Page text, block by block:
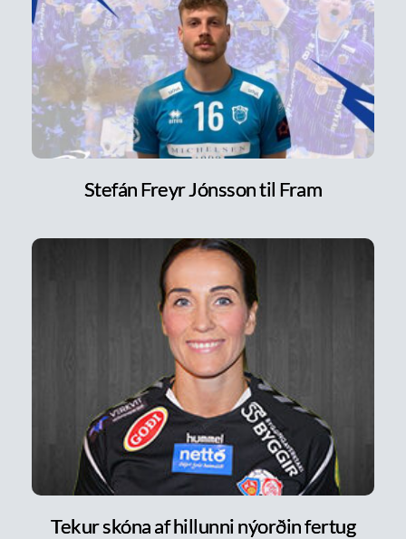
Stefán Freyr Jónsson til Fram
Tekur skóna af hillunni nýorðin fertug